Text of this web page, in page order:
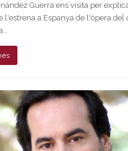
Guerra ens visita per
l'estrena a Espanya de l'òpera del